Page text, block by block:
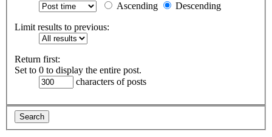
Ascending
Descending
Limit results to previous:
Return first:
Set to 0 to display the entire post.
characters of posts